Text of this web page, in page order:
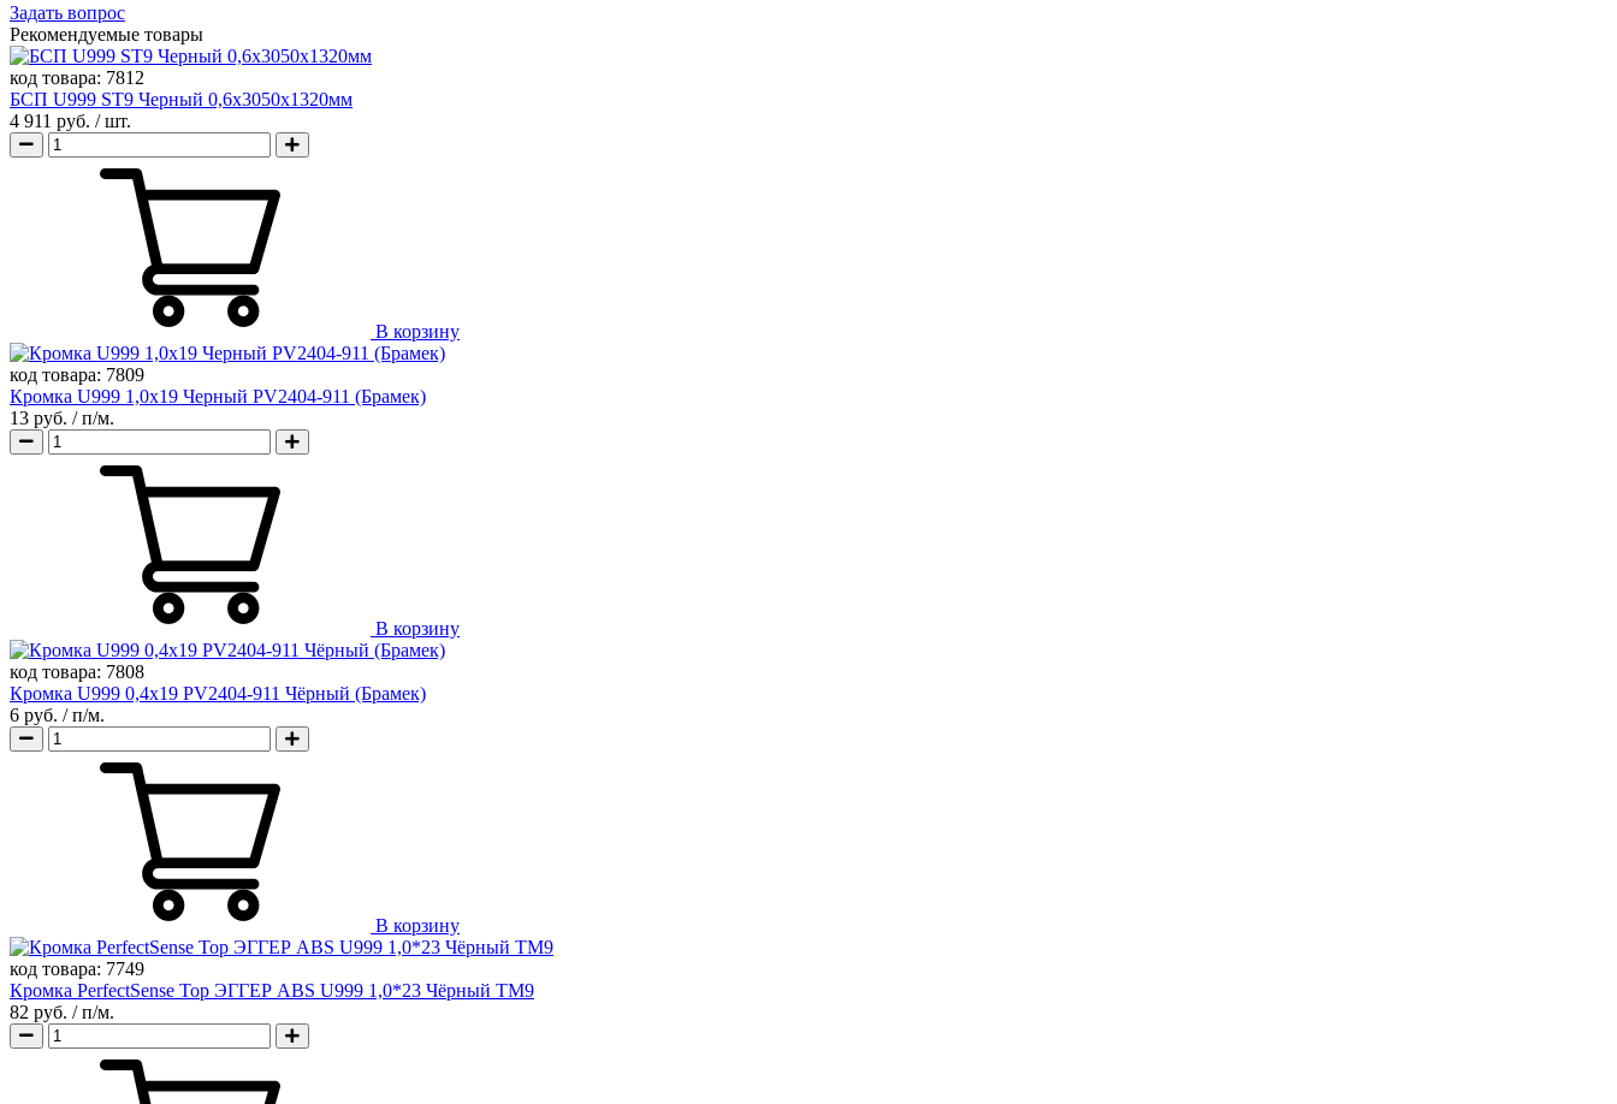
Задать вопрос
Рекомендуемые товары
код товара: 7812
БСП U999 ST9 Черный 0,6х3050х1320мм
4 911 руб. / шт.
В корзину
код товара: 7809
Кромка U999 1,0х19 Черный PV2404-911 (Брамек)
13 руб. / п/м.
В корзину
код товара: 7808
Кромка U999 0,4х19 PV2404-911 Чёрный (Брамек)
6 руб. / п/м.
В корзину
код товара: 7749
Кромка PerfectSense Top ЭГГЕР ABS U999 1,0*23 Чёрный TM9
82 руб. / п/м.